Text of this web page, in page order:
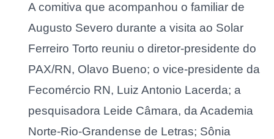
A comitiva que acompanhou o familiar de
Augusto Severo durante a visita ao Solar
Ferreiro Torto reuniu o diretor-presidente do
PAX/RN, Olavo Bueno; o vice-presidente da
Fecomércio RN, Luiz Antonio Lacerda; a
pesquisadora Leide Câmara, da Academia
Norte-Rio-Grandense de Letras; Sônia